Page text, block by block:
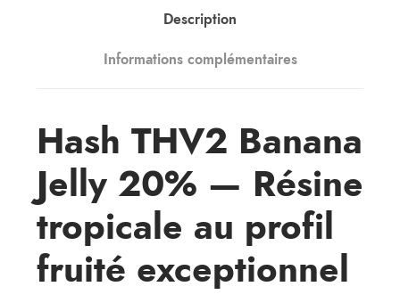
Description
Informations complémentaires
Hash THV2 Banana
Jelly 20% — Résine
tropicale au profil
fruité exceptionnel